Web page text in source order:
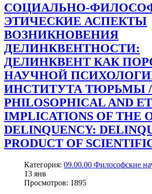
СОЦИАЛЬНО-
ЭТИЧЕСКИЕ АСПЕКТЫ
ВОЗНИКНОВЕНИЯ
ДЕЛИНКВЕНТНОСТИ:
ДЕЛИНКВЕНТ КАК
НАУЧНОЙ
ИНСТИТУТА ТЮРЬМЫ /
PHILOSOPHICAL AND
IMPLICATIONS OF THE
DELINQUENCY:
PRODUCT OF
Категория: 09.00.00 Философские
13 янв
Просмотров: 1895